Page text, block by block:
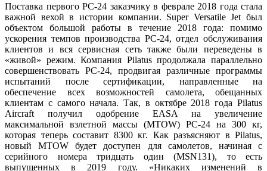
Поставка первого РС-24 заказчику в феврале 2018 года стала
важной вехой в истории компании. Super Versatile Jet был
объектом большой работы в течение 2018 года: помимо
ускорения темпов производства PC-24, отдел обслуживания
клиентов и вся сервисная сеть также были переведены в
«живой» режим. Компания Pilatus продолжала параллельно
совершенствовать РС-24, продвигая различные программы
испытаний после сертификации, направленные на
обеспечение всех возможностей самолета, обещанных
клиентам с самого начала. Так, в октябре 2018 года Pilatus
Aircraft получил одобрение EASA на увеличение
максимальной взлетной массы (MTOW) PC-24 на 300 кг,
которая теперь составит 8300 кг. Как разъясняют в Pilatus,
новый MTOW будет доступен для самолетов, начиная с
серийного номера тридцать один (MSN131), то есть
выпущенных в 2019 году. «Никаких изменений в